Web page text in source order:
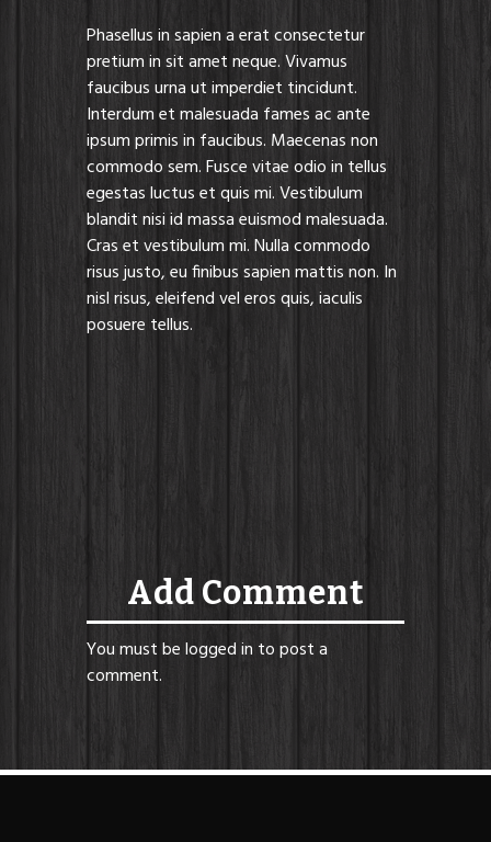
Phasellus in sapien a erat consectetur
pretium in sit amet neque. Vivamus
faucibus urna ut imperdiet tincidunt.
Interdum et malesuada fames ac ante
ipsum primis in faucibus. Maecenas non
commodo sem. Fusce vitae odio in tellus
egestas luctus et quis mi. Vestibulum
blandit nisi id massa euismod malesuada.
Cras et vestibulum mi. Nulla commodo
risus justo, eu finibus sapien mattis non. In
nisl risus, eleifend vel eros quis, iaculis
posuere tellus.
Add Comment
You must belogged in to post a
comment.